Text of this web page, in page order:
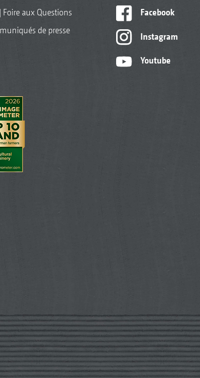
Foire aux Questions
de presse
Facebook
Instagram
Youtube